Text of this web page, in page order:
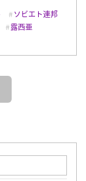
ソビエト連邦
露西亜